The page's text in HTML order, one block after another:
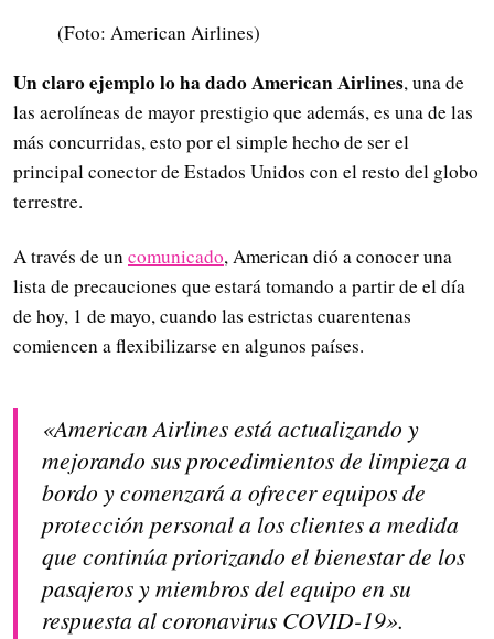
(Foto: American Airlines)
Un claro ejemplo lo ha dado American Airlines, una de
las aerolíneas de mayor prestigio que además, es una de las
más concurridas, esto por el simple hecho de ser el
principal conector de Estados Unidos con el resto del globo
terrestre.
A través de uncomunicado, American dió a conocer una
lista de precauciones que estará tomando a partir de el día
de hoy, 1 de mayo, cuando las estrictas cuarentenas
comiencen a flexibilizarse en algunos países.
«American Airlines está actualizando y
mejorando sus procedimientos de limpieza a
bordo y comenzará a ofrecer equipos de
protección personal a los clientes a medida
que continúa priorizando el bienestar de los
pasajeros y miembros del equipo en su
respuesta al coronavirus COVID-19».